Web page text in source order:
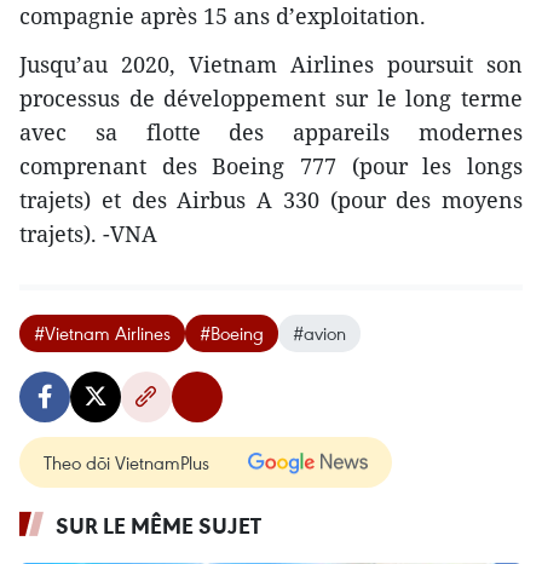
compagnie après 15 ans d’exploitation.
Jusqu’au 2020, Vietnam Airlines poursuit son
processus de développement sur le long terme
avec sa flotte des appareils modernes
comprenant des Boeing 777 (pour les longs
trajets) et des Airbus A 330 (pour des moyens
trajets). -VNA
#Vietnam Airlines #Boeing #avion
Theo dõi VietnamPlus
SUR LE MÊME SUJET